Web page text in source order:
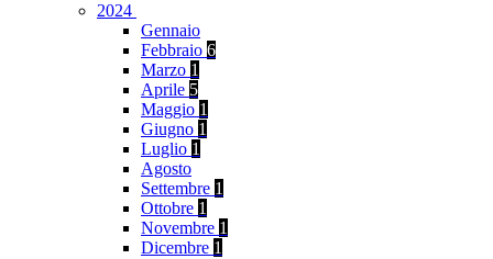
2024
Gennaio
Febbraio 6
Marzo 1
Aprile 5
Maggio 1
Giugno 1
Luglio 1
Agosto
Settembre 1
Ottobre 1
Novembre 1
Dicembre 1